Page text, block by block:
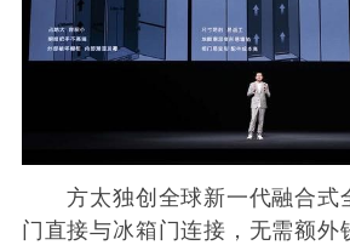
方太独创全球新一代融合式
门直接与冰箱门连接，无需额外